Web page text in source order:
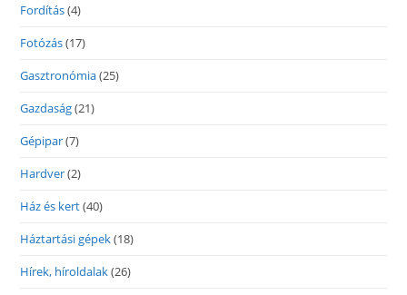
Fordítás(4)
Fotózás(17)
Gasztronómia(25)
Gazdaság(21)
Gépipar(7)
Hardver(2)
Ház és kert(40)
Háztartási gépek(18)
Hírek, híroldalak(26)